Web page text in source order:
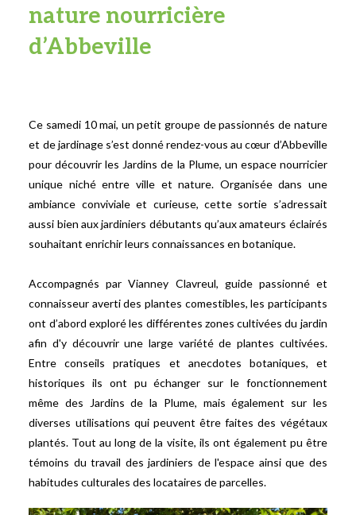
nature nourricière
d’Abbeville
Ce samedi 10 mai, un petit groupe de passionnés de nature
et de jardinage s’est donné rendez-vous au cœur d’Abbeville
pour découvrir les Jardins de la Plume, un espace nourricier
unique niché entre ville et nature. Organisée dans une
ambiance conviviale et curieuse, cette sortie s’adressait
aussi bien aux jardiniers débutants qu’aux amateurs éclairés
souhaitant enrichir leurs connaissances en botanique.
Accompagnés par Vianney Clavreul, guide passionné et
connaisseur averti des plantes comestibles, les participants
ont d’abord exploré les différentes zones cultivées du jardin
afin d'y découvrir une large variété de plantes cultivées.
Entre conseils pratiques et anecdotes botaniques, et
historiques ils ont pu échanger sur le fonctionnement
même des Jardins de la Plume, mais également sur les
diverses utilisations qui peuvent être faites des végétaux
plantés. Tout au long de la visite, ils ont également pu être
témoins du travail des jardiniers de l'espace ainsi que des
habitudes culturales des locataires de parcelles.